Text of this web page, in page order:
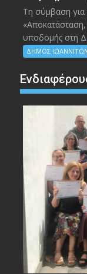
Τη σύμβαση
υποδομής στη
ΔΗΜΟΣ